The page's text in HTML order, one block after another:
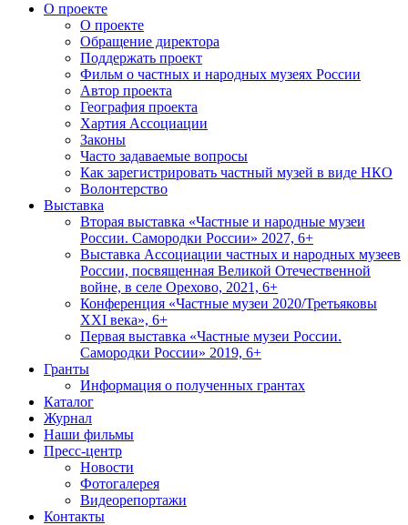
О проекте
О проекте
Обращение директора
Поддержать проект
Фильм о частных и народных музеях России
Автор проекта
География проекта
Хартия Ассоциации
Законы
Часто задаваемые вопросы
Как зарегистрировать частный музей в виде НКО
Волонтерство
Выставка
Вторая выставка «Частные и народные музеи
России. Самородки России» 2027, 6+
Выставка Ассоциации частных и народных музеев
России, посвященная Великой Отечественной
войне, в селе Орехово, 2021, 6+
Конференция «Частные музеи 2020/Третьяковы
XXI века», 6+
Первая выставка «Частные музеи России.
Самородки России» 2019, 6+
Гранты
Информация о полученных грантах
Каталог
Журнал
Наши фильмы
Пресс-центр
Новости
Фотогалерея
Видеорепортажи
Контакты